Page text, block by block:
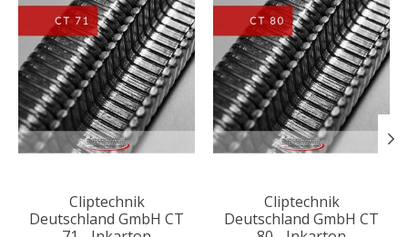
Cliptechnik
Deutschland GmbH CT
Cliptechnik
Deutschland GmbH CT